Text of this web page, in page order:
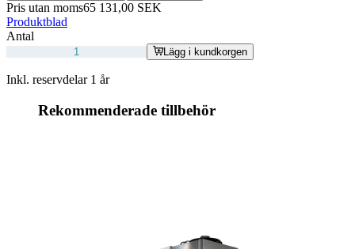
Pris utan moms65 131,00 SEK
Produktblad
Antal
Lägg i kundkorgen
Inkl. reservdelar 1 år
Rekommenderade tillbehör